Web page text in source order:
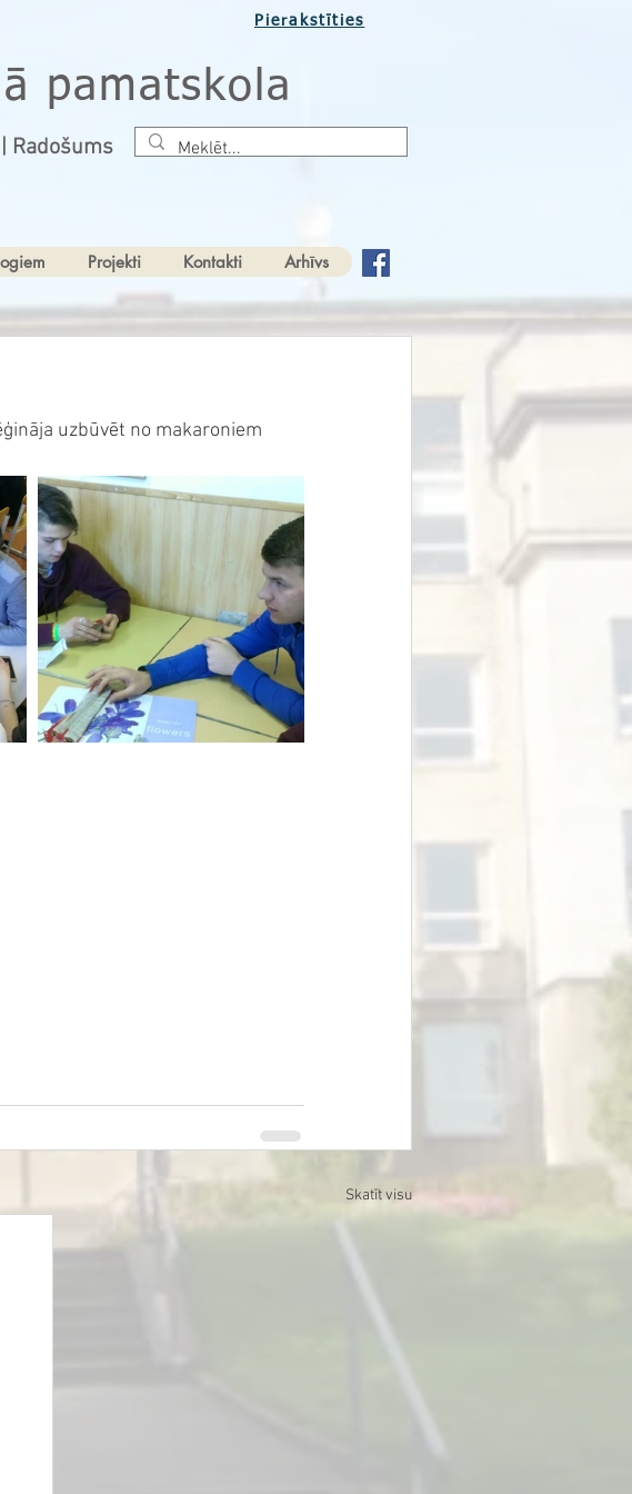
Pierakstīties
pamatskola
Radošums
Projekti Kontakti Arhīvs
uzbūvēt no makaroniem
Skatīt visu